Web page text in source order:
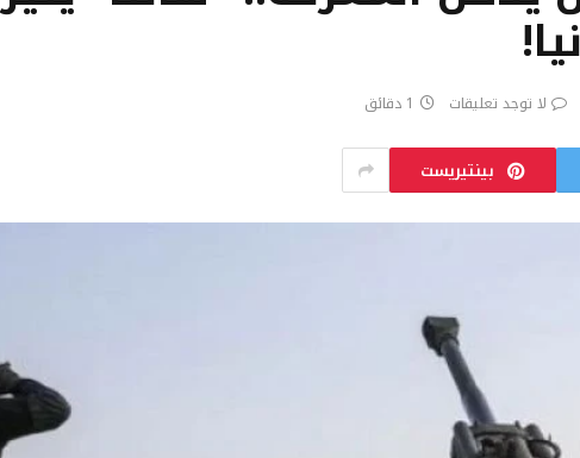
لا توجد تعليقات 1 دقائق
بينتيريست